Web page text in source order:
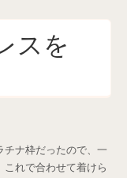
スを
チナ枠だったので、一
れで合わせて着けら